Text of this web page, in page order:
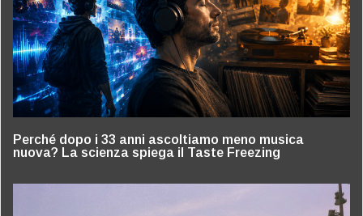
Perché dopo i 33 anni ascoltiamo meno musica
nuova? La scienza spiega il Taste Freezing